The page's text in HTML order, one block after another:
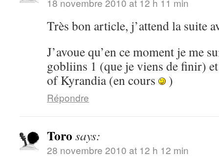
18 novembre 2010 at 12 h 11 min
Très bon article, j’attend la suite
J’avoue qu’en ce moment je me
gobliins 1 (que je viens de finir)
of Kyrandia (en cours
)
Répondre
Toro says:
28 novembre 2010 at 12 h 12 min